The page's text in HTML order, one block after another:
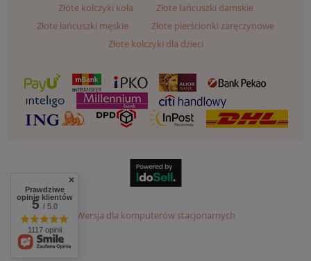
Złote kolczyki koła
Złote łańcuszki damskie
Złote łańcuszki męskie
Złote pierścionki zaręczynowe
Złote kolczyki dla dzieci
Wersja dla komputerów stacjonarnych
Prawdziwe
opinie klientów
5/ 5.0
1117 opinii